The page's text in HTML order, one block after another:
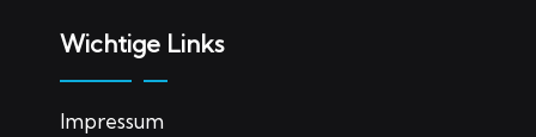
Wichtige Links
Impressum